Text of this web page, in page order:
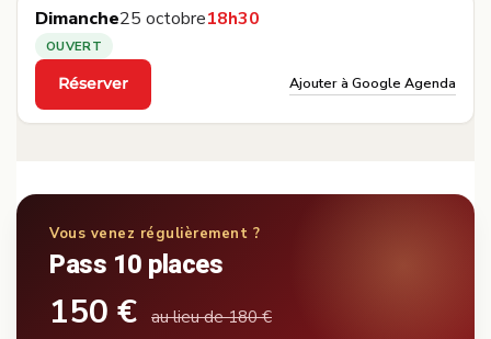
Dimanche25 octobre18h30
OUVERT
Réserver
·
Ajouter à Google Agenda
Vous venez régulièrement ?
Pass 10 places
150 € au lieu de 180 €